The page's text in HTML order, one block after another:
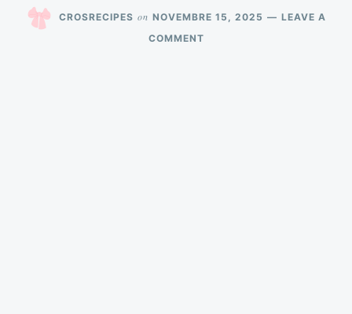
CROSRECIPES on NOVEMBRE 15, 2025
LEAVE A
COMMENTON